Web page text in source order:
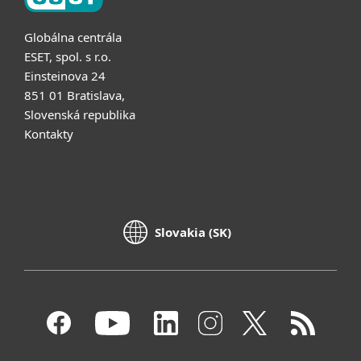
Globálna centrála
ESET, spol. s r.o.
Einsteinova 24
851 01 Bratislava,
Slovenská republika
Kontakty
Slovakia (SK)